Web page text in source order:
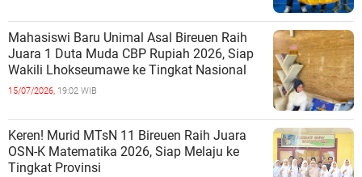
Mahasiswi Baru Unimal Asal Bireuen Raih
Juara 1 Duta Muda CBP Rupiah 2026, Siap
Wakili Lhokseumawe ke Tingkat Nasional
15/07/2026, 19:02 WIB
Keren! Murid MTsN 11 Bireuen Raih Juara
OSN-K Matematika 2026, Siap Melaju ke
Tingkat Provinsi